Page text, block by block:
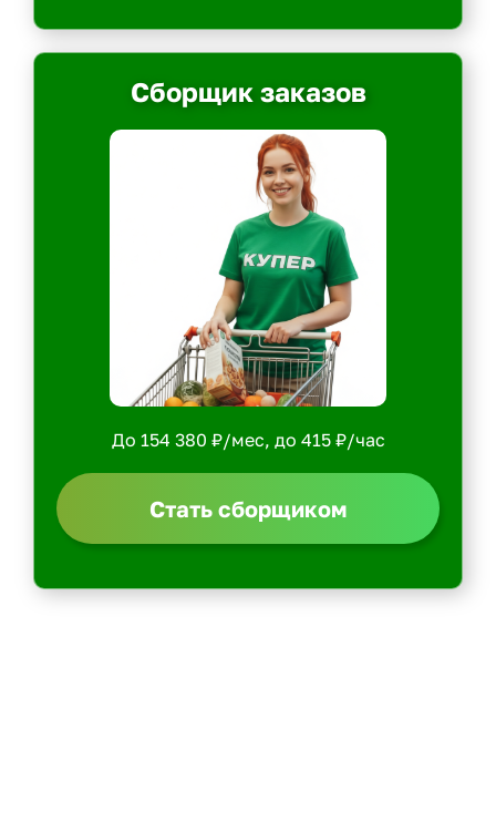
Сборщик заказов
До 154 380 ₽/мес, до 415 ₽/час
Стать сборщиком